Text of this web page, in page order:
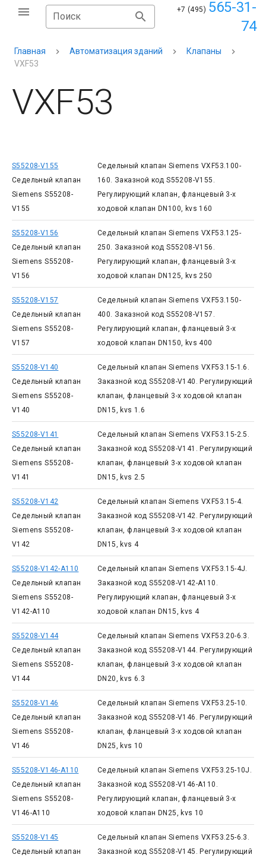
Поиск
+7 (495) 565-31-
74
Главная Автоматизация зданий
Клапаны
VXF53
VXF53
S55208-V155
Седельный клапан
Siemens S55208-
V155
Седельный клапан Siemens VXF53.100-
160. Заказной код S55208-V155.
Регулирующий клапан, фланцевый 3-х
ходовой клапан DN100, kvs 160
S55208-V156
Седельный клапан
Siemens S55208-
V156
Седельный клапан Siemens VXF53.125-
250. Заказной код S55208-V156.
Регулирующий клапан, фланцевый 3-х
ходовой клапан DN125, kvs 250
S55208-V157
Седельный клапан
Siemens S55208-
V157
Седельный клапан Siemens VXF53.150-
400. Заказной код S55208-V157.
Регулирующий клапан, фланцевый 3-х
ходовой клапан DN150, kvs 400
S55208-V140
Седельный клапан
Siemens S55208-
V140
Седельный клапан Siemens VXF53.15-1.6.
Заказной код S55208-V140. Регулирующий
клапан, фланцевый 3-х ходовой клапан
DN15, kvs 1.6
S55208-V141
Седельный клапан
Siemens S55208-
V141
Седельный клапан Siemens VXF53.15-2.5.
Заказной код S55208-V141. Регулирующий
клапан, фланцевый 3-х ходовой клапан
DN15, kvs 2.5
S55208-V142
Седельный клапан
Siemens S55208-
V142
Седельный клапан Siemens VXF53.15-4.
Заказной код S55208-V142. Регулирующий
клапан, фланцевый 3-х ходовой клапан
DN15, kvs 4
S55208-V142-A110
Седельный клапан
Siemens S55208-
V142-A110
Седельный клапан Siemens VXF53.15-4J.
Заказной код S55208-V142-A110.
Регулирующий клапан, фланцевый 3-х
ходовой клапан DN15, kvs 4
S55208-V144
Седельный клапан
Siemens S55208-
V144
Седельный клапан Siemens VXF53.20-6.3.
Заказной код S55208-V144. Регулирующий
клапан, фланцевый 3-х ходовой клапан
DN20, kvs 6.3
S55208-V146
Седельный клапан
Siemens S55208-
V146
Седельный клапан Siemens VXF53.25-10.
Заказной код S55208-V146. Регулирующий
клапан, фланцевый 3-х ходовой клапан
DN25, kvs 10
S55208-V146-A110
Седельный клапан
Siemens S55208-
V146-A110
Седельный клапан Siemens VXF53.25-10J.
Заказной код S55208-V146-A110.
Регулирующий клапан, фланцевый 3-х
ходовой клапан DN25, kvs 10
S55208-V145
Седельный клапан
Седельный клапан Siemens VXF53.25-6.3.
Заказной код S55208-V145. Регулирующий